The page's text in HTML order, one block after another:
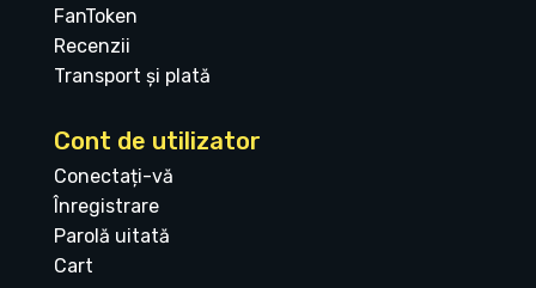
FanToken
Recenzii
Transport și plată
Cont de utilizator
Conectați-vă
Înregistrare
Parolă uitată
Cart